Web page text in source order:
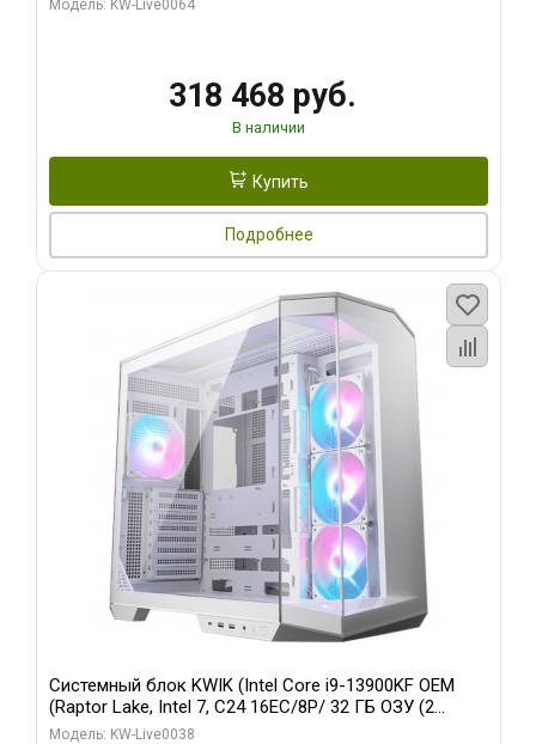
Модель: KW-Live0064
318 468 руб.
В наличии
Купить
Подробнее
Системный блок KWIK (Intel Core i9-13900KF OEM
(Raptor Lake, Intel 7, C24 16EC/8P/ 32 ГБ ОЗУ (2
модуля)/ Gigabyte RX9070XT GAMING OC 16GB GDDR6
Модель: KW-Live0038